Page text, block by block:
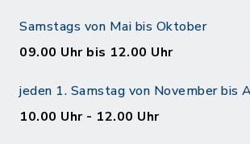
Samstags von Mai bis Oktober
09.00 Uhr bis 12.00 Uhr
jeden 1. Samstag von November bis
10.00 Uhr - 12.00 Uhr